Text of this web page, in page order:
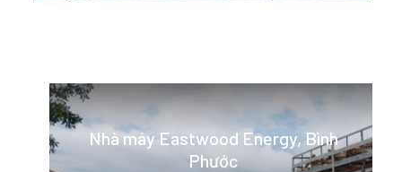
Nhà máy Eastwood Energy, Bình
Phước